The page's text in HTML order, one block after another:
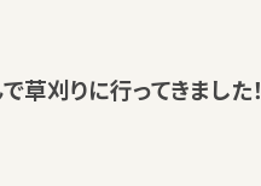
草刈りに行ってきました！